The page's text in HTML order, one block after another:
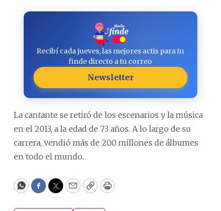
Recibí cada jueves, las mejores actis para tu
finde directo a tu correo
Newsletter
La cantante se retiró de los escenarios y la música
en el 2013, a la edad de 73 años. A lo largo de su
carrera, vendió más de 200 millones de álbumes
en todo el mundo.
WhatsApp
Facebook
Twitter
EmailCopyPrint